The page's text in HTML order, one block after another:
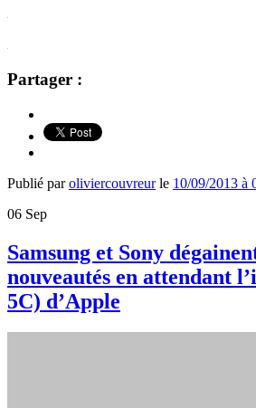
Partager :
Publié paroliviercouvreurle 10/09/2013 à
06 Sep
Samsung et Sony
nouveautés en attendant
5C) d’Apple